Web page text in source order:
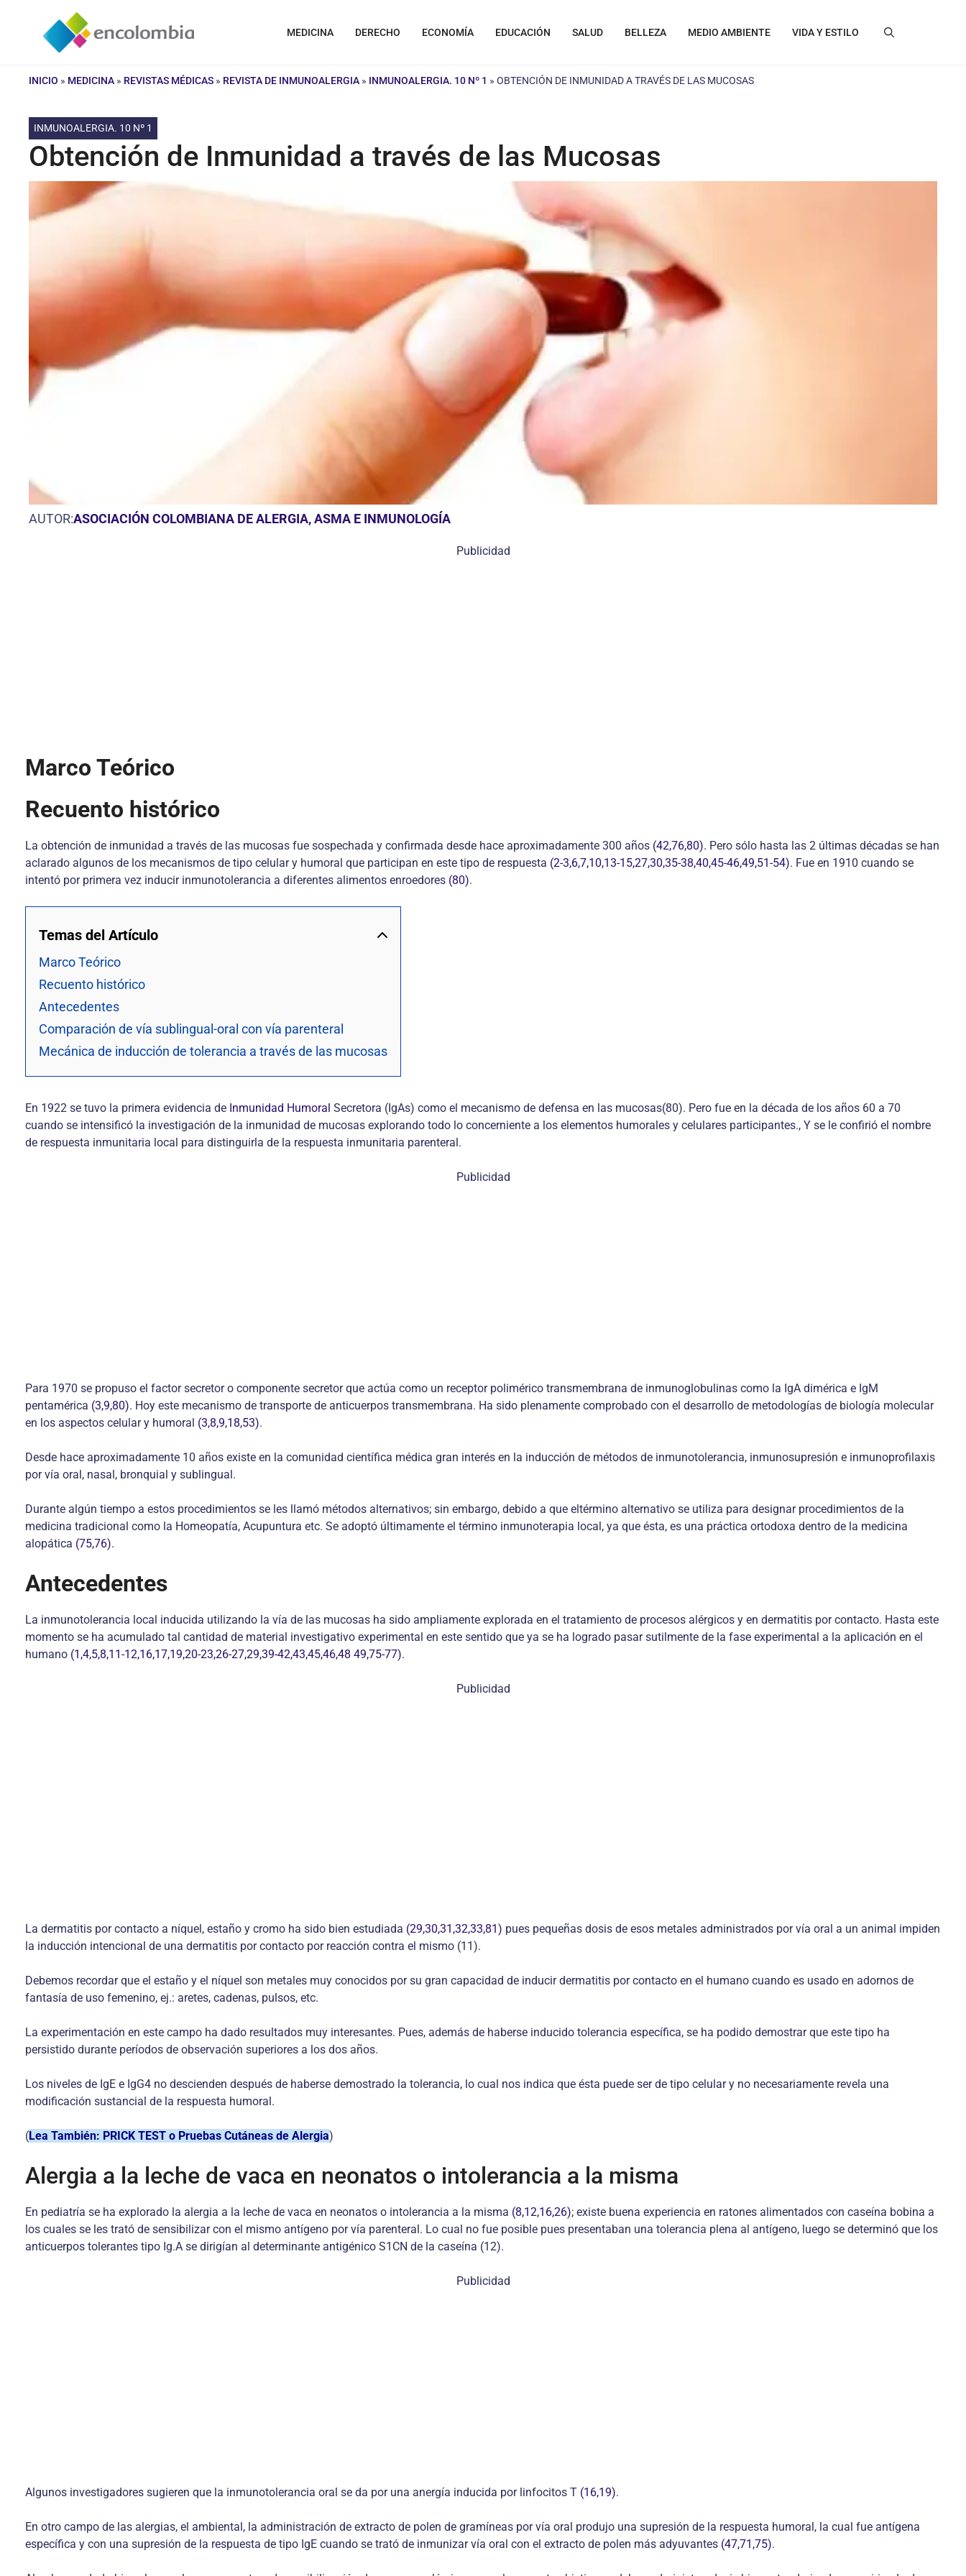
contenido
MEDICINA DERECHO ECONOMÍA EDUCACIÓN SALUD BELLEZA MEDIO AMBIENTE VIDA Y ESTILO
INICIO » MEDICINA » REVISTAS MÉDICAS » REVISTA DE INMUNOALERGIA » INMUNOALERGIA. 10 Nº 1 » OBTENCIÓN DE INMUNIDAD A TRAVÉS DE LAS MUCOSAS
INMUNOALERGIA. 10 Nº 1
Obtención de Inmunidad a través de las Mucosas
AUTOR:ASOCIACIÓN COLOMBIANA DE ALERGIA, ASMA E INMUNOLOGÍA
Publicidad
Marco Teórico
Recuento histórico
La obtención de inmunidad a través de las mucosas fue sospechada y confirmada desde hace aproximadamente 300 años (42,76,80). Pero sólo hasta las 2 últimas décadas se han
aclarado algunos de los mecanismos de tipo celular y humoral que participan en este tipo de respuesta (2-3,6,7,10,13-15,27,30,35-38,40,45-46,49,51-54). Fue en 1910 cuando se
intentó por primera vez inducir inmunotolerancia a diferentes alimentos enroedores (80).
Temas del Artículo
Marco Teórico
Recuento histórico
Antecedentes
Comparación de vía sublingual-oral con vía parenteral
Mecánica de inducción de tolerancia a través de las mucosas
En 1922 se tuvo la primera evidencia de Inmunidad Humoral Secretora (IgAs) como el mecanismo de defensa en las mucosas(80). Pero fue en la década de los años 60 a 70
cuando se intensificó la investigación de la inmunidad de mucosas explorando todo lo concerniente a los elementos humorales y celulares participantes., Y se le confirió el nombre
de respuesta inmunitaria local para distinguirla de la respuesta inmunitaria parenteral.
Publicidad
Para 1970 se propuso el factor secretor o componente secretor que actúa como un receptor polimérico transmembrana de inmunoglobulinas como la IgA dimérica e IgM
pentamérica (3,9,80). Hoy este mecanismo de transporte de anticuerpos transmembrana. Ha sido plenamente comprobado con el desarrollo de metodologías de biología molecular
en los aspectos celular y humoral (3,8,9,18,53).
Desde hace aproximadamente 10 años existe en la comunidad científica médica gran interés en la inducción de métodos de inmunotolerancia, inmunosupresión e inmunoprofilaxis
por vía oral, nasal, bronquial y sublingual.
Durante algún tiempo a estos procedimientos se les llamó métodos alternativos; sin embargo, debido a que eltérmino alternativo se utiliza para designar procedimientos de la
medicina tradicional como la Homeopatía, Acupuntura etc. Se adoptó últimamente el término inmunoterapia local, ya que ésta, es una práctica ortodoxa dentro de la medicina
alopática (75,76).
Antecedentes
La inmunotolerancia local inducida utilizando la vía de las mucosas ha sido ampliamente explorada en el tratamiento de procesos alérgicos y en dermatitis por contacto. Hasta este
momento se ha acumulado tal cantidad de material investigativo experimental en este sentido que ya se ha logrado pasar sutilmente de la fase experimental a la aplicación en el
humano (1,4,5,8,11-12,16,17,19,20-23,26-27,29,39-42,43,45,46,48 49,75-77).
Publicidad
La dermatitis por contacto a níquel, estaño y cromo ha sido bien estudiada (29,30,31,32,33,81) pues pequeñas dosis de esos metales administrados por vía oral a un animal impiden
la inducción intencional de una dermatitis por contacto por reacción contra el mismo (11).
Debemos recordar que el estaño y el níquel son metales muy conocidos por su gran capacidad de inducir dermatitis por contacto en el humano cuando es usado en adornos de
fantasía de uso femenino, ej.: aretes, cadenas, pulsos, etc.
La experimentación en este campo ha dado resultados muy interesantes. Pues, además de haberse inducido tolerancia específica, se ha podido demostrar que este tipo ha
persistido durante períodos de observación superiores a los dos años.
Los niveles de IgE e IgG4 no descienden después de haberse demostrado la tolerancia, lo cual nos indica que ésta puede ser de tipo celular y no necesariamente revela una
modificación sustancial de la respuesta humoral.
(Lea También: PRICK TEST o Pruebas Cutáneas de Alergia)
Alergia a la leche de vaca en neonatos o intolerancia a la misma
En pediatría se ha explorado la alergia a la leche de vaca en neonatos o intolerancia a la misma (8,12,16,26); existe buena experiencia en ratones alimentados con caseína bobina a
los cuales se les trató de sensibilizar con el mismo antígeno por vía parenteral. Lo cual no fue posible pues presentaban una tolerancia plena al antígeno, luego se determinó que los
anticuerpos tolerantes tipo Ig.A se dirigían al determinante antigénico S1CN de la caseína (12).
Publicidad
Algunos investigadores sugieren que la inmunotolerancia oral se da por una anergía inducida por linfocitos T (16,19).
En otro campo de las alergias, el ambiental, la administración de extracto de polen de gramíneas por vía oral produjo una supresión de la respuesta humoral, la cual fue antígena
específica y con una supresión de la respuesta de tipo IgE cuando se trató de inmunizar vía oral con el extracto de polen más adyuvantes (47,71,75).